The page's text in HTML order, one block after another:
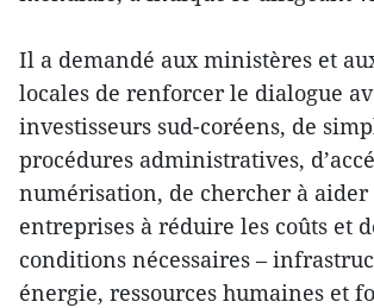
Il a demandé aux ministères et
locales de renforcer le dialogue
investisseurs sud-coréens, de
procédures administratives,
numérisation, de chercher à aider
entreprises à réduire les coûts et
conditions nécessaires –
énergie, ressources humaines et